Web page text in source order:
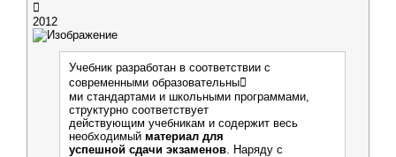

2012
Учебник разработан в соответствии с
современными образовательны
ми стандартами и школьными программами,
структурно соответствует
действующим учебникам и содержит весь
необходимый материал для
успешной сдачи экзаменов. Наряду с